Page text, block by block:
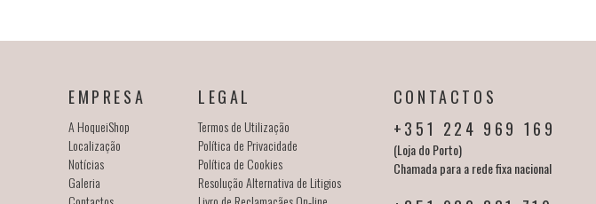
EMPRESA
A HoqueiShop
Localização
Notícias
Galeria
LEGAL
Termos de Utilização
Política de Privacidade
Política de Cookies
Resolução Alternativa de Litigios
CONTACTOS
+351 224 969 169
(Loja do Porto)
Chamada para a rede fixa nacional